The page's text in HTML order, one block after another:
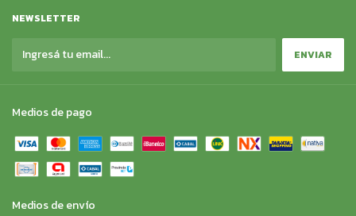
NEWSLETTER
Medios de pago
Medios de envío